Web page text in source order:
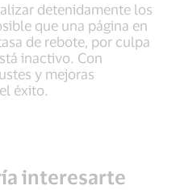
detenidamente los
que una página en
de rebote, por culpa
inactivo. Con
y mejoras
éxito.
interesarte